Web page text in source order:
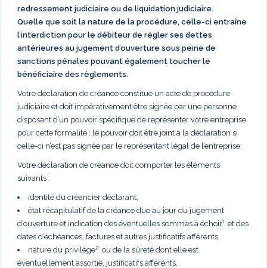
redressement judiciaire ou de liquidation judiciaire.
Quelle que soit la nature de la procédure, celle-ci entraîne
l’interdiction pour le débiteur de régler ses dettes
antérieures au jugement d’ouverture sous peine de
sanctions pénales pouvant également toucher le
bénéficiaire des règlements.
Votre déclaration de créance constitue un acte de procédure
judiciaire et doit impérativement être signée par une personne
disposant d’un pouvoir spécifique de représenter votre entreprise
pour cette formalité ; le pouvoir doit être joint à la déclaration si
celle-ci n’est pas signée par le représentant légal de l’entreprise.
Votre déclaration de créance doit comporter les éléments
suivants :
identité du créancier déclarant,
état récapitulatif de la créance due au jour du jugement
d’ouverture et indication des éventuelles sommes à échoir¹ et des
dates d’échéances, factures et autres justificatifs afférents,
nature du privilège² ou de la sûreté dont elle est
éventuellement assortie, justificatifs afférents,